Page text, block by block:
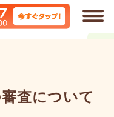
査について